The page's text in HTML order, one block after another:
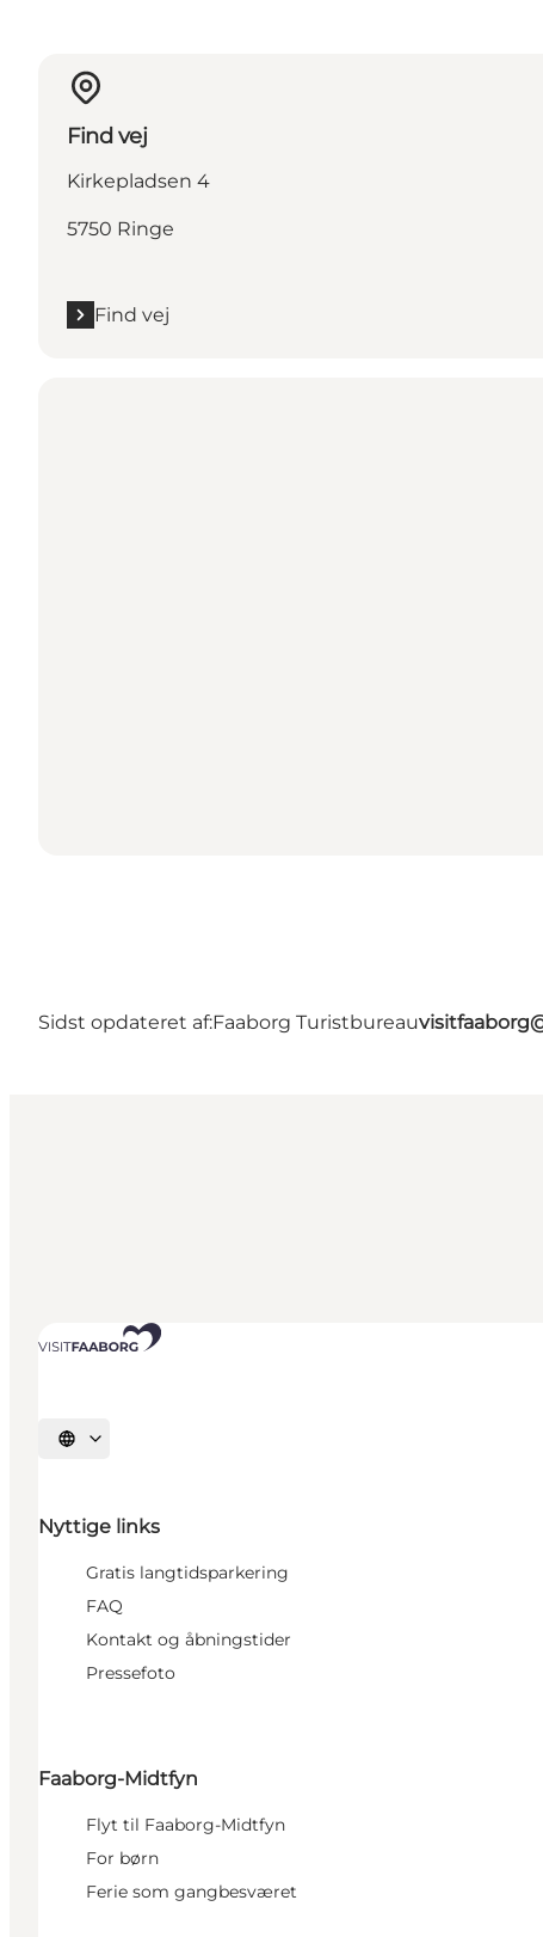
Find vej
Kirkepladsen 4
5750 Ringe
Find vej
Sidst opdateret af:Faaborg Turistbureau
Vælg sprog
Nyttige links
Gratis langtidsparkering
FAQ
Kontakt og åbningstider
Pressefoto
Faaborg-Midtfyn
Flyt til Faaborg-Midtfyn
For børn
Ferie som gangbesværet